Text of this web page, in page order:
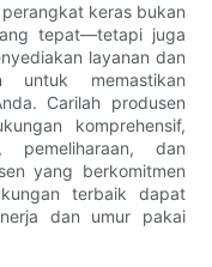
keras bukan
tepat—tetapi juga
layanan dan
untuk memastikan
Carilah produsen
komprehensif,
pemeliharaan, dan
yang berkomitmen
terbaik dapat
dan umur pakai